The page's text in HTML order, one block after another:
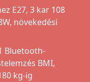
E27, 3 kar 108
növekedési
Bluetooth-
BMI,
kg-ig